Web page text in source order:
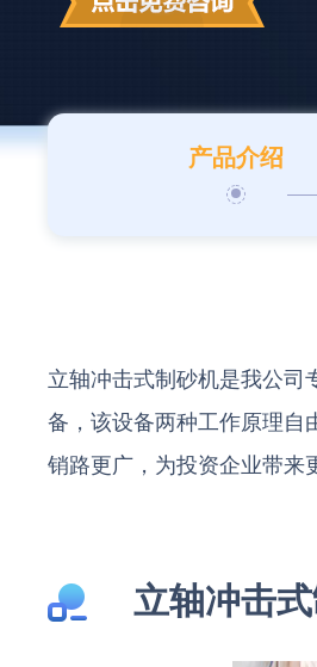
产品介绍
立轴冲击式制砂机是我公司
备，该设备两种工作原理自
销路更广，为投资企业带来
立轴冲击